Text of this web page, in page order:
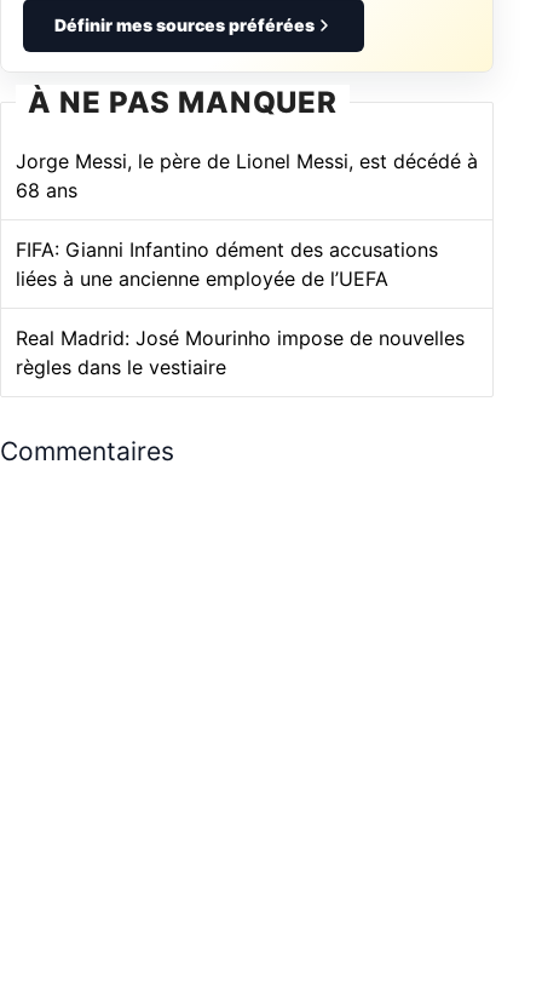
Définir mes sources préférées
À NE PAS MANQUER
Jorge Messi, le père de Lionel Messi, est décédé à
68 ans
FIFA: Gianni Infantino dément des accusations
liées à une ancienne employée de l’UEFA
Real Madrid: José Mourinho impose de nouvelles
règles dans le vestiaire
Commentaires